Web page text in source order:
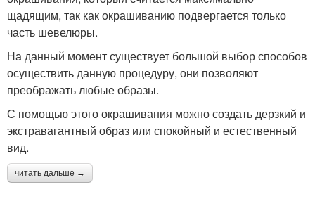
щадящим, так как окрашиванию подвергается только
часть шевелюры.
На данный момент существует большой выбор способов
осуществить данную процедуру, они позволяют
преображать любые образы.
С помощью этого окрашивания можно создать дерзкий и
экстравагантный образ или спокойный и естественный
вид.
читать дальше →